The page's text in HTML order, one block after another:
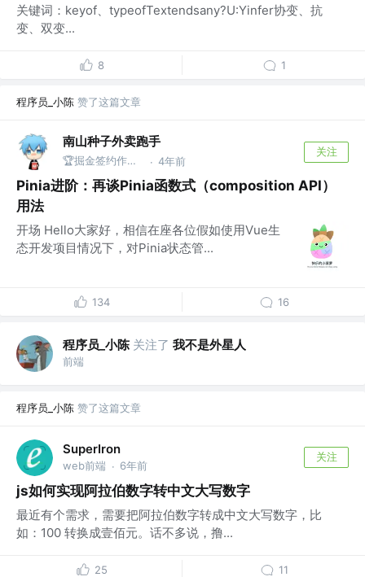
关键词：keyof、typeofTextendsany?U:Yinfer协变、抗
变、双变...
8 1
程序员_小陈 赞了这篇文章
南山种子外卖跑手
🏆掘金签约作者 @腾讯 · 4年前
关注
Pinia进阶：再谈Pinia函数式（composition API）
用法
开场 Hello大家好，相信在座各位假如使用Vue生
态开发项目情况下，对Pinia状态管...
134 16
程序员_小陈 关注了 我不是外星人
前端
程序员_小陈 赞了这篇文章
SuperIron
web前端 · 6年前
关注
js如何实现阿拉伯数字转中文大写数字
最近有个需求，需要把阿拉伯数字转成中文大写数字，比
如：100 转换成壹佰元。话不多说，撸...
25 11